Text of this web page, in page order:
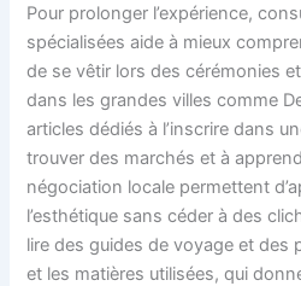
Pour prolonger l’expérience,
spécialisées aide à mieux
de se vêtir lors des cérémonies
dans les grandes villes comme
articles dédiés à l’inscrire dans
trouver des marchés et à
négociation locale permettent
l’esthétique sans céder à des
lire des guides de voyage et des
et les matières utilisées, qui